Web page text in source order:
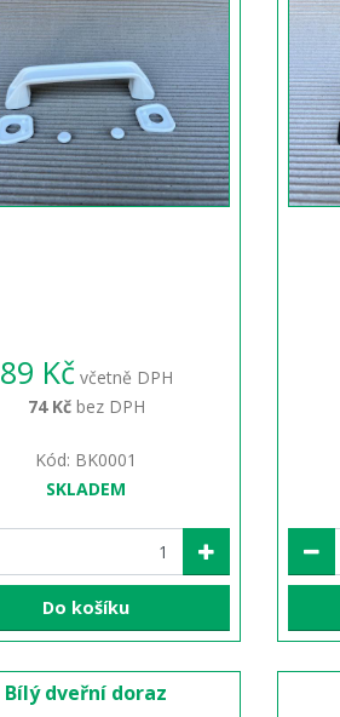
89 Kč včetně DPH
74 Kčbez DPH
Kód: BK0001
SKLADEM
Do košíku
Bílý dveřní doraz